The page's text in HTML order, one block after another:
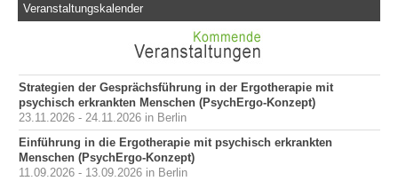
Veranstaltungskalender
Strategien der Gesprächsführung in der Ergotherapie mit
psychisch erkrankten Menschen (PsychErgo-Konzept)
23.11.2026 - 24.11.2026 in Berlin
Einführung in die Ergotherapie mit psychisch erkrankten
Menschen (PsychErgo-Konzept)
11.09.2026 - 13.09.2026 in Berlin